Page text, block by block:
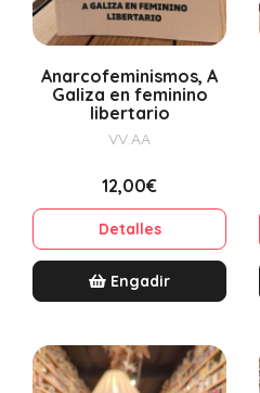
Anarcofeminismos, A
Galiza en feminino
libertario
VV.AA
12,00€
Detalles
Engadir